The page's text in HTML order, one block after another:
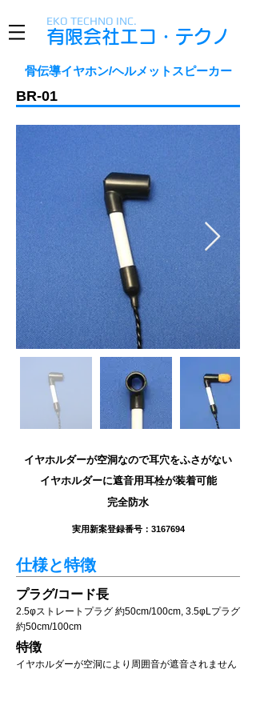
EKO TECHNO INC.​​​
有限会社エコ・テクノ
骨伝導イヤホン/ヘルメットスピーカー
BR-01
イヤホルダーが空洞なので耳穴をふさがない
イヤホルダーに遮音用耳栓が装着可能
完全防水
実用新案登録番号：3167694
仕様と特徴
プラグ/コード長
2.5φストレートプラグ 約50cm/100cm, 3.5φLプラグ
約50cm/100cm
特徴
イヤホルダーが空洞により周囲音が遮音されません